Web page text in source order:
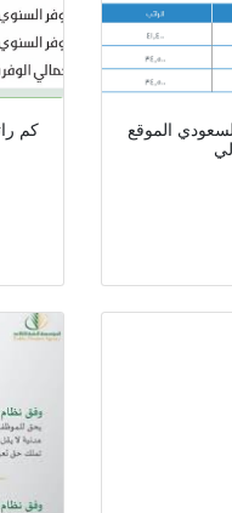
كم
الموقع